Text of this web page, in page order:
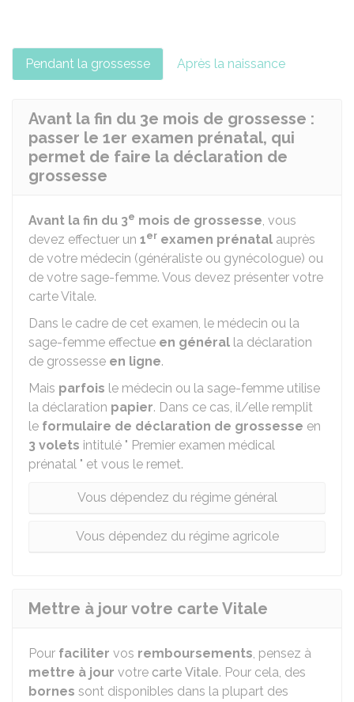
Pendant la grossesse Après la naissance
Avant la fin du 3e mois de grossesse :
passer le 1er examen prénatal, qui
permet de faire la déclaration de
grossesse
Avant la fin du 3e mois de grossesse, vous
devez effectuer un 1er examen prénatal auprès
de votre médecin (généraliste ou gynécologue) ou
de votre sage-femme. Vous devez présenter votre
carte Vitale.
Dans le cadre de cet examen, le médecin ou la
sage-femme effectue en général la déclaration
de grossesse en ligne.
Mais parfois le médecin ou la sage-femme utilise
la déclaration papier. Dans ce cas, il/elle remplit
le formulaire de déclaration de grossesse en
3 volets intitulé " Premier examen médical
prénatal " et vous le remet.
Vous dépendez du régime général
Vous dépendez du régime agricole
Mettre à jour votre carte Vitale
Pour faciliter vos remboursements, pensez à
mettre à jour votre carte Vitale. Pour cela, des
bornes sont disponibles dans la plupart des